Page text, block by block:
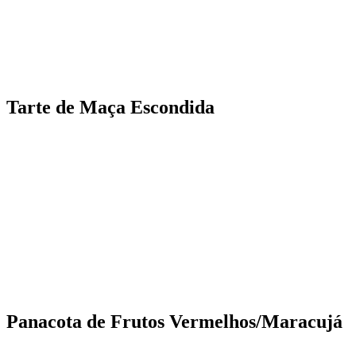
Tarte de Maça Escondida
Panacota de Frutos Vermelhos/Maracujá